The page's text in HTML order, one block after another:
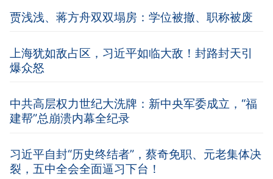
贾浅浅、蒋方舟双双塌房：学位被撤、职称被废
上海犹如敌占区，习近平如临大敌！封路封天引
爆众怒
中共高层权力世纪大洗牌：新中央军委成立，“福
建帮”总崩溃内幕全纪录
习近平自封“历史终结者”，蔡奇免职、元老集体决
裂，五中全会全面逼习下台！